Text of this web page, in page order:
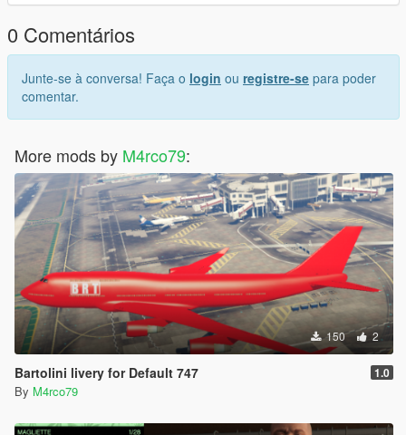
Permits:
if you want to change the t-shirt you have permission to make
the changes
0 Comentários
Junte-se à conversa! Faça o login ou registre-se para poder
comentar.
More mods by M4rco79:
150 2
Bartolini livery for Default 747 1.0
By M4rco79